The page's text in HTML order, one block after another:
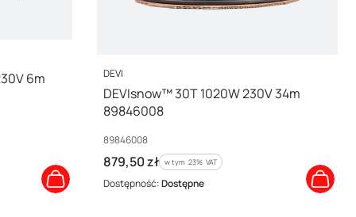
6m
PRODUCENT
DEVI
DEVIsnow™ 30T 1020W 230V 34m
89846008
Kod producenta
89846008
Cena brutto
879,50 zł w tym %s VAT
w tym 23% VAT
Dostępność:Dostępne